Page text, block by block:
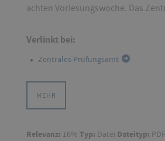
achten Vorlesungswoche. Das
Verlinkt bei:
Zentrales Prüfungsamt
MEHR
Relevanz: 16% Typ: Datei Dateityp: PDF